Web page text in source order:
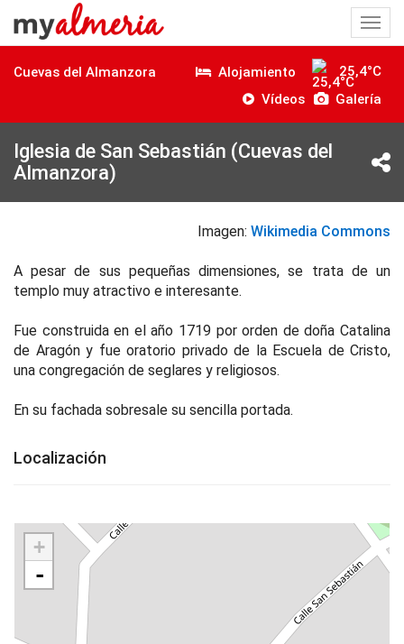
Cuevas del Almanzora Alojamiento
25,4°C
Vídeos
Galería
Iglesia de San Sebastián (Cuevas del
Almanzora)
Imagen: Wikimedia Commons
A pesar de sus pequeñas dimensiones, se trata de un
templo muy atractivo e interesante.
Fue construida en el año 1719 por orden de doña Catalina
de Aragón y fue oratorio privado de la Escuela de Cristo,
una congregación de seglares y religiosos.
En su fachada sobresale su sencilla portada.
Localización
+
-